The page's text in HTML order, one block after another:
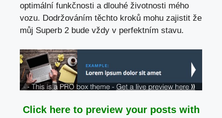
optimální funkčnosti a dlouhé životnosti mého
vozu. Dodržováním těchto kroků mohu zajistit že
můj Superb 2 bude vždy v perfektním stavu.
Click here to preview your posts with